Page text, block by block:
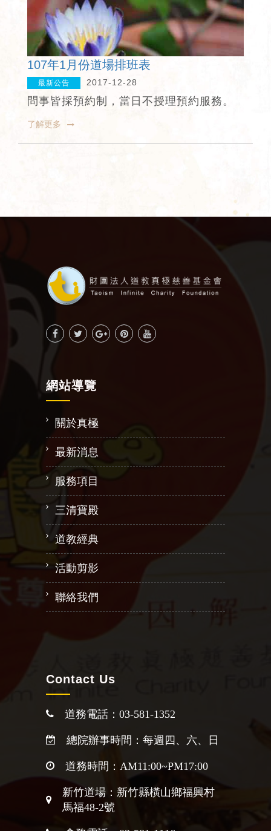
107年1月份道場排班表
最新公告 2017-12-28
問事皆採預約制，當日不授理預約服務。
了解更多
網站導覽
關於真極
最新消息
服務項目
三清寶殿
道教經典
活動剪影
聯絡我們
Contact Us
道務電話：03-581-1352
總院辦事時間：每週四、六、日
道務時間：AM11:00~PM17:00
新竹道場：新竹縣橫山鄉福興村
馬福48-2號